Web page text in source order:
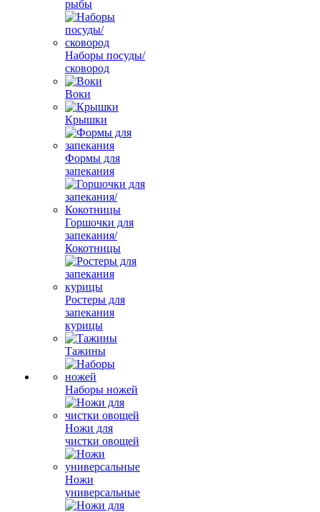
рыбы
Наборы посуды/
сковород
Воки
Крышки
Формы для
запекания
Горшочки для
запекания/
Кокотницы
Ростеры для
запекания
курицы
Тажины
Наборы ножей
Ножи для
чистки овощей
Ножи
универсальные